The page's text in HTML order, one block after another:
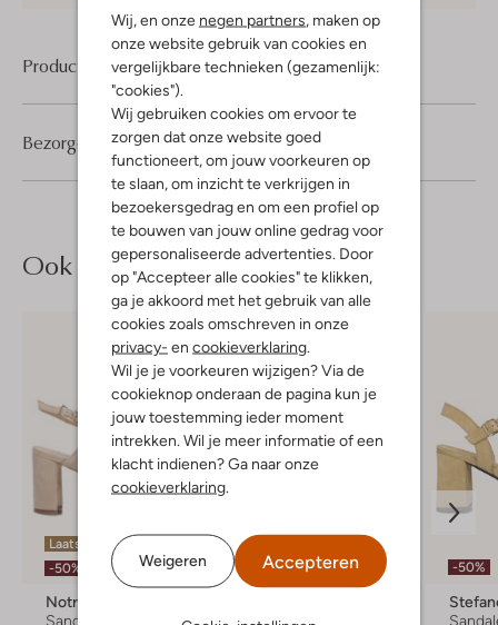
Wij, en onze negen partners , maken op
onze website gebruik van cookies en
vergelijkbare technieken (gezamenlijk:
"cookies").
Wij gebruiken cookies om ervoor te
zorgen dat onze website goed
functioneert, om jouw voorkeuren op
te slaan, om inzicht te verkrijgen in
bezoekersgedrag en om een profiel op
te bouwen van jouw online gedrag voor
gepersonaliseerde advertenties. Door
op "Accepteer alle cookies" te klikken,
ga je akkoord met het gebruik van alle
cookies zoals omschreven in onze
privacy- en cookieverklaring
Wil je je voorkeuren wijzigen? Via de
cookieknop onderaan de pagina kun je
jouw toestemming ieder moment
intrekken. Wil je meer informatie of een
klacht indienen? Ga naar onze
cookieverklaring
Weigeren Accepteren
Product informatie
Bezorgen & retourneren
Ook iets voor jou?
Laatste maten
-50%
Notre-V
Sandalen met hak
-50%
Sandalen met hak
-50%